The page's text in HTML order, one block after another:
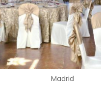
Madrid